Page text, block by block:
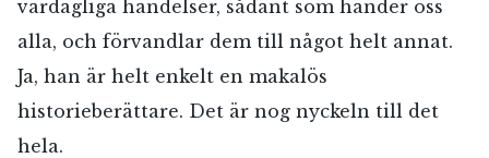
vardagliga händelser, sådant som händer oss
alla, och förvandlar dem till något helt annat.
Ja, han är helt enkelt en makalös
historieberättare. Det är nog nyckeln till det
hela.